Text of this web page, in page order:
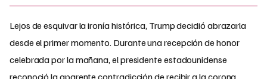
Lejos de esquivar la ironía histórica, Trump decidió abrazarla
desde el primer momento. Durante una recepción de honor
celebrada por la mañana, el presidente estadounidense
reconoció la aparente contradicción de recibir a la corona